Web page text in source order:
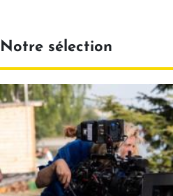
Notre sélection